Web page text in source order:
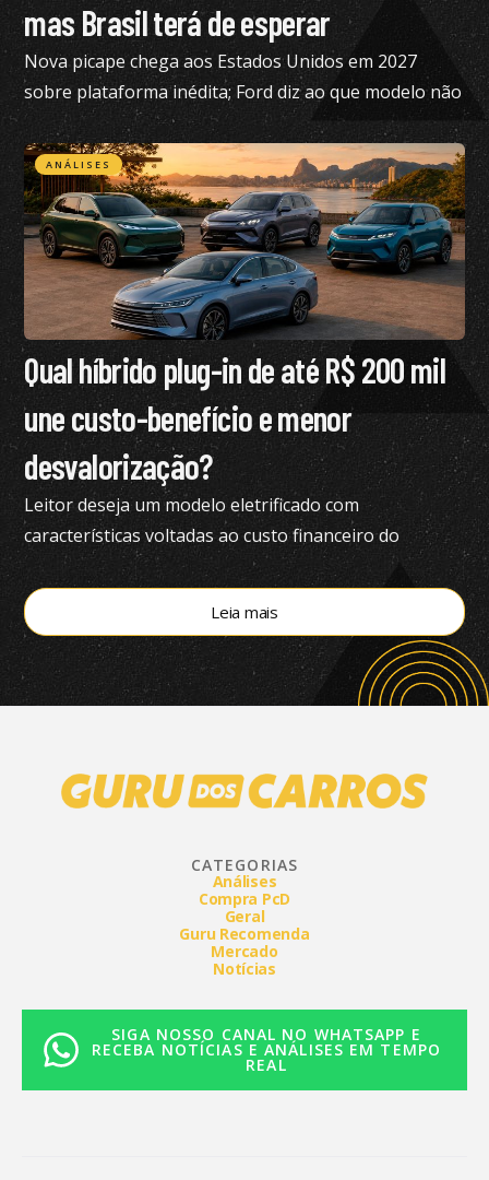
mas Brasil terá de esperar
Nova picape chega aos Estados Unidos em 2027
sobre plataforma inédita; Ford diz ao que modelo não
está nos planos para o Brasil no momento
ANÁLISES
Qual híbrido plug-in de até R$ 200 mil
une custo-benefício e menor
desvalorização?
Leitor deseja um modelo eletrificado com
características voltadas ao custo financeiro do
produto e pediu nossa análise completa
Leia mais
CATEGORIAS
Análises
Compra PcD
Geral
Guru Recomenda
Mercado
Notícias
SIGA NOSSO CANAL NO WHATSAPP E
RECEBA NOTÍCIAS E ANÁLISES EM TEMPO
REAL